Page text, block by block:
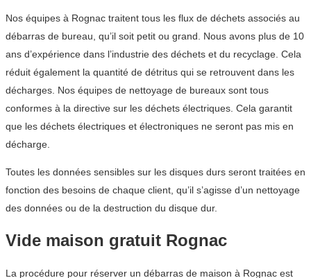
Nos équipes à Rognac traitent tous les flux de déchets associés au
débarras de bureau, qu’il soit petit ou grand. Nous avons plus de 10
ans d’expérience dans l’industrie des déchets et du recyclage. Cela
réduit également la quantité de détritus qui se retrouvent dans les
décharges. Nos équipes de nettoyage de bureaux sont tous
conformes à la directive sur les déchets électriques. Cela garantit
que les déchets électriques et électroniques ne seront pas mis en
décharge.
Toutes les données sensibles sur les disques durs seront traitées en
fonction des besoins de chaque client, qu’il s’agisse d’un nettoyage
des données ou de la destruction du disque dur.
Vide maison gratuit Rognac
La procédure pour réserver un débarras de maison à Rognac est